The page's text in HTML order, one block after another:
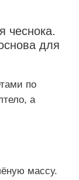
чеснока.
для
по
а
массу.